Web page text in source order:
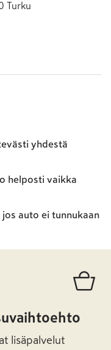
Turku
yhdestä
helposti vaikka
auto ei tunnukaan
lisäpalvelut